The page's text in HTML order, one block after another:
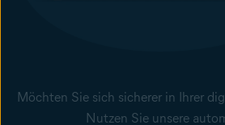
Möchten Sie sich sicherer in Ihrer
Nutzen Sie unsere